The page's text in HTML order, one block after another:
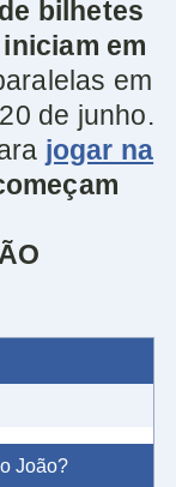
bilhetes
iniciam em
em
de junho.
jogar na
João?